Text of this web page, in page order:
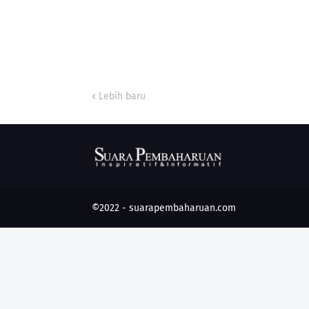
Lebih baru
©2022 - suarapembaharuan.com